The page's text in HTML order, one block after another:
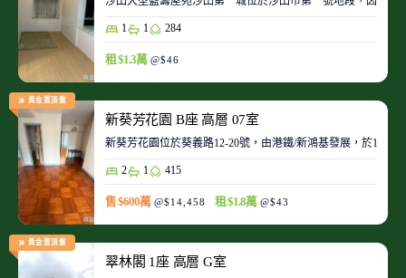
1 1 284
租 $1.3萬 @$46
黃金置頂盤
新葵芳花園 B座 高層 07室
新葵芳花園位於葵義路12-20號，由港鐵/新鴻基發展，於
2 1 415
售 $600萬 @$14,458 租 $1.8萬 @$43
黃金置頂盤
翠林閣 1座 高層 G室